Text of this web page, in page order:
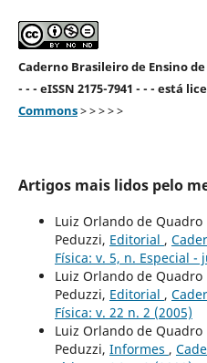
Caderno Brasileiro de Ensino
- - - eISSN 2175-7941 - - - está
Commons> > > > >
Artigos mais lidos pelo
Luiz Orlando de Quadro
Peduzzi, Editorial ,
Física: v. 5, n. Especial -
Luiz Orlando de Quadro
Peduzzi, Editorial ,
Física: v. 22 n. 2 (2005)
Luiz Orlando de Quadro
Peduzzi, Informes ,